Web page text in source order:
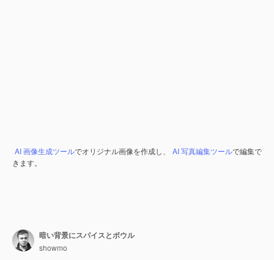
AI 画像生成ツールでオリジナル画像を作成し、 AI 写真編集ツールで編集で
きます。
暗い背景にスパイスとボウル
showmo